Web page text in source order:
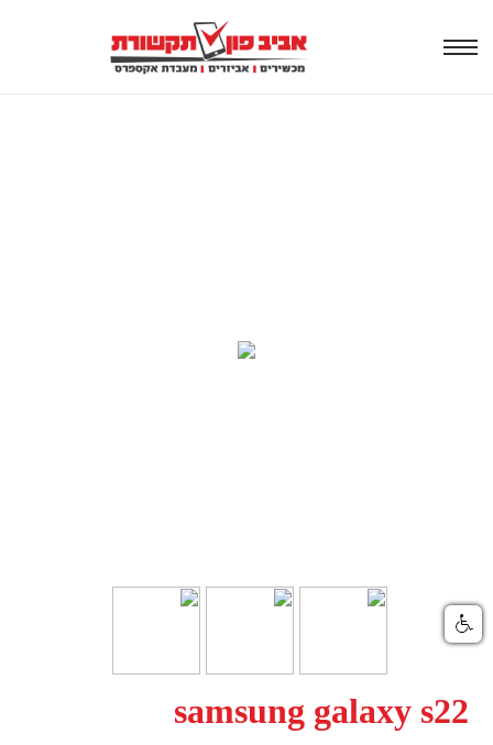
samsung galaxy s22